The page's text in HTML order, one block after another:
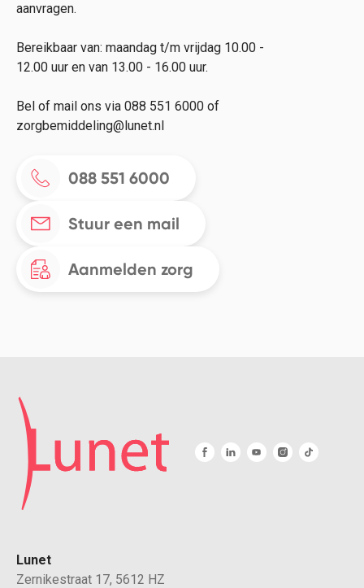
aanvragen.
Bereikbaar van: maandag t/m vrijdag 10.00 -
12.00 uur en van 13.00 - 16.00 uur.
Bel of mail ons via 088 551 6000 of
zorgbemiddeling@lunet.nl
088 551 6000
Stuur een mail
Aanmelden zorg
Lunet
Zernikestraat 17, 5612 HZ